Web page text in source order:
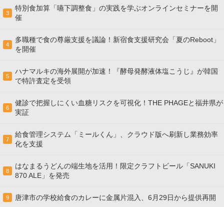
3
特別食加算「嚥下調整食」の実践を学ぶオンラインセミナーを開
催
4
多職種で食の尊厳支援を議論！新宿食支援研究会「夏のReboot」
を開催
5
ハナマルキの海外展開が加速！『酵母発酵液体塩こうじ』が韓国
で特許査定を受領
6
健診で把握しにくい血糖リスクを可視化！THE PHAGEと福井県が
実証
7
給食管理システム「ミールくん」、クラウド版へ刷新し業務効率
化を支援
8
はなまるうどんの端生地を活用！限定クラフトビール「SANUKI
870 ALE」を発売
9 唐津市の学校給食のカレーに金属片混入、6月29日から提供再開